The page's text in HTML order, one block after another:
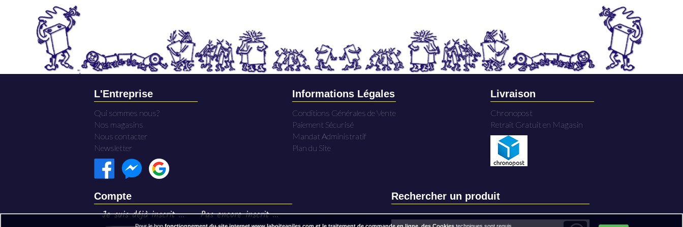
L'Entreprise
Qui sommes nous?
Nos magasins
Nous contacter
Newsletter
Informations Légales
Conditions Générales de Vente
Paiement Sécurisé
Mandat Administratif
Plan du Site
Livraison
Chronopost
Retrait Gratuit en Magasin
Compte
Je suis déjà inscrit ... Pas encore inscrit ...
Rechercher un produit